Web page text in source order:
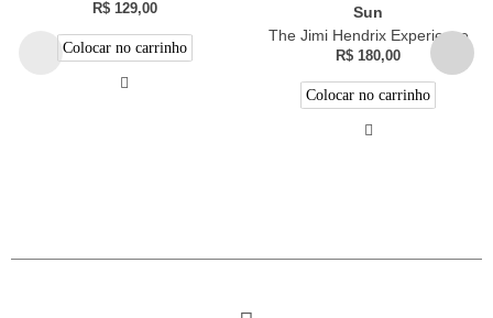
R$129,00
Colocar no carrinho
Sun
The Jimi Hendrix Experience
R$ 180,00
Colocar no carrinho